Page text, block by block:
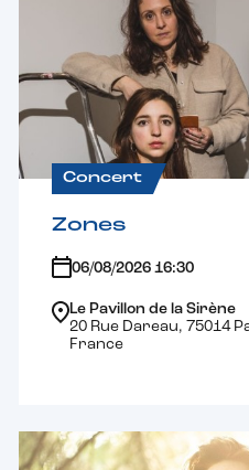
Concert
Zones
06/08/2026 16:30
Le Pavillon de la Sirène
20 Rue Dareau, 75014
France